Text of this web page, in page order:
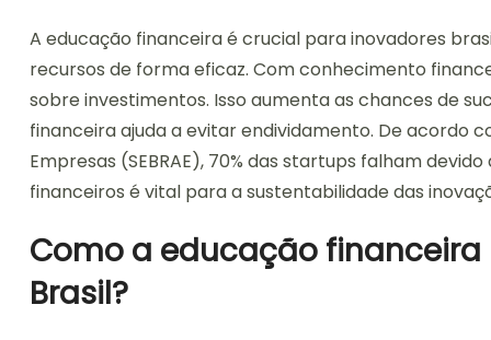
A educação financeira é crucial para inovadores
recursos de forma eficaz. Com conhecimento
sobre investimentos. Isso aumenta as chances de
financeira ajuda a evitar endividamento. De acordo
Empresas (SEBRAE), 70% das startups falham
financeiros é vital para a sustentabilidade das
Como a educação
Brasil?